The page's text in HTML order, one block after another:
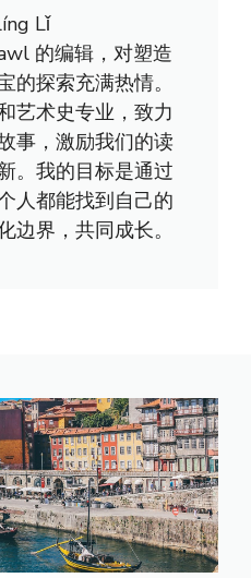
Lǐ
的编辑，对塑造
的探索充满热情。
艺术史专业，致力
事，激励我们的读
。我的目标是通过
人都能找到自己的
边界，共同成长。